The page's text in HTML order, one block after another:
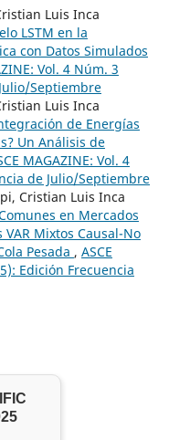
Luis Inca
LSTM en la
con Datos Simulados
Vol. 4 Núm. 3
Septiembre
Luis Inca
de Energías
Un Análisis de
MAGAZINE: Vol. 4
de Julio/Septiembre
Cristian Luis Inca
en Mercados
Mixtos Causal-No
Pesada , ASCE
Edición Frecuencia